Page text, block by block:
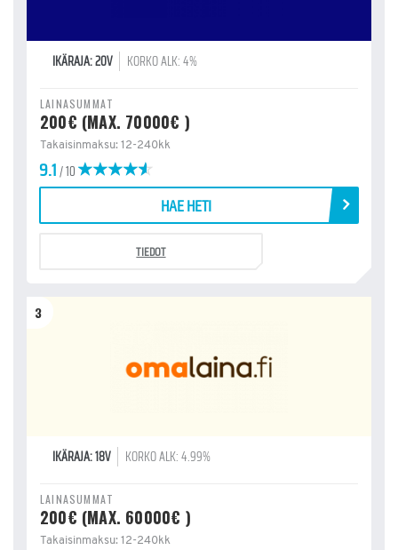
IKÄRAJA: 20V KORKO ALK: 4%
LAINASUMMAT
200€ (MAX. 70000€ )
Takaisinmaksu: 12-240kk
9.1/ 10
HAE HETI
TIEDOT
3
IKÄRAJA: 18V KORKO ALK: 4.99%
LAINASUMMAT
200€ (MAX. 60000€ )
Takaisinmaksu: 12-240kk